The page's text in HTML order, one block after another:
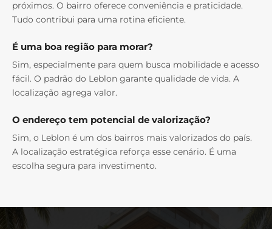
próximos. O bairro oferece conveniência e praticidade.
Tudo contribui para uma rotina eficiente.
É uma boa região para morar?
Sim, especialmente para quem busca mobilidade e acesso
fácil. O padrão do Leblon garante qualidade de vida. A
localização agrega valor.
O endereço tem potencial de valorização?
Sim, o Leblon é um dos bairros mais valorizados do país.
A localização estratégica reforça esse cenário. É uma
escolha segura para investimento.